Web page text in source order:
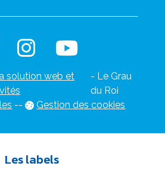
solution web et
- Le Grau
du Roi
-- Gestion des cookies
Les labels